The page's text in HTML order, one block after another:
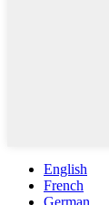
English
French
German